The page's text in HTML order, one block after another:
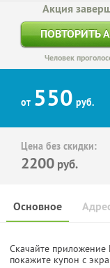
Акция
ПОВТОРИТЬ
Человек
от 550 руб.
Цена без скидки:
2200 руб.
Основное
Скачайте
покажите купон с